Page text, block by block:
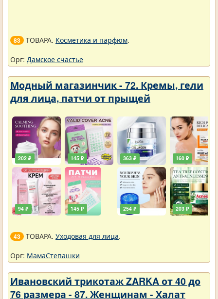
83 ТОВАРА. Косметика и парфюм.
Орг: Дамское счастье
Модный магазинчик - 72. Кремы, гели
для лица, патчи от прыщей
202 ₽
94 ₽
145 ₽
145 ₽
363 ₽
254 ₽
160 ₽
203 ₽
43 ТОВАРА. Уходовая для лица.
Орг: МамаСтепашки
Ивановский трикотаж ZARKA от 40 до
76 размера - 87. Женщинам - Халат